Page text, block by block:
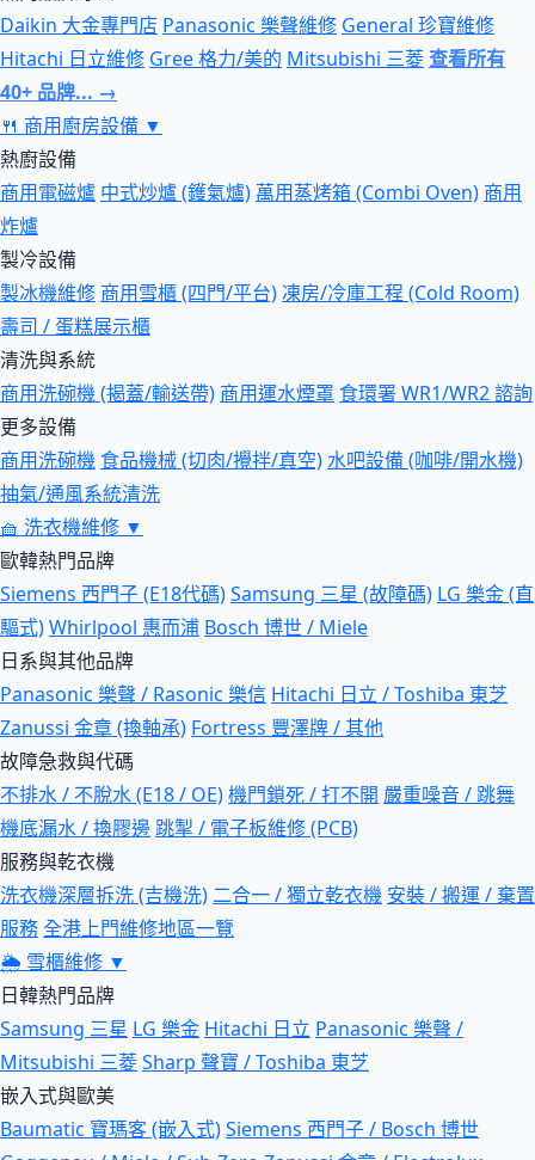
Daikin 大金專門店 Panasonic 樂聲維修 General 珍寶維修
Hitachi 日立維修 Gree 格力/美的 Mitsubishi 三菱查看所有
40+ 品牌... →
🍴 商用廚房設備 ▼
熱廚設備
商用電磁爐 中式炒爐 (鑊氣爐) 萬用蒸烤箱 (Combi Oven) 商用
炸爐
製冷設備
製冰機維修 商用雪櫃 (四門/平台)凍房/冷庫工程 (Cold Room)
壽司 / 蛋糕展示櫃
清洗與系統
商用洗碗機 (揭蓋/輸送帶) 商用運水煙罩 食環署 WR1/WR2 諮詢
更多設備
商用洗碗機 食品機械 (切肉/攪拌/真空)水吧設備 (咖啡/開水機)
抽氣/通風系統清洗
🧺 洗衣機維修 ▼
歐韓熱門品牌
Siemens 西門子 (E18代碼)Samsung 三星 (故障碼) LG 樂金 (直
驅式)Whirlpool 惠而浦 Bosch 博世 / Miele
日系與其他品牌
Panasonic 樂聲 / Rasonic 樂信 Hitachi 日立 / Toshiba 東芝
Zanussi 金章 (換軸承) Fortress 豐澤牌 / 其他
故障急救與代碼
不排水 / 不脫水 (E18 / OE)機門鎖死 / 打不開 嚴重噪音 / 跳舞
機底漏水 / 換膠邊跳掣 / 電子板維修 (PCB)
服務與乾衣機
洗衣機深層拆洗 (吉機洗) 二合一 / 獨立乾衣機 安裝 / 搬運 / 棄置
服務全港上門維修地區一覽
🌦 雪櫃維修 ▼
日韓熱門品牌
Samsung 三星 LG 樂金 Hitachi 日立 Panasonic 樂聲 /
Mitsubishi 三菱Sharp 聲寶 / Toshiba 東芝
嵌入式與歐美
Baumatic 寶瑪客 (嵌入式)Siemens 西門子 / Bosch 博世